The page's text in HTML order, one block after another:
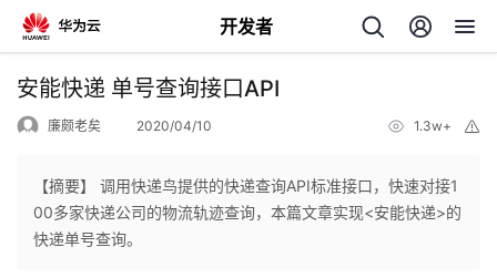
开发者
返
安能快递 单号查询接口API
廉颇老矣 2020/04/10 1.3w+
【摘要】 调用快递鸟提供的快递查询API标准接口，快速对接1
00多家快递公司的物流轨迹查询，本篇文章实现<安能快递>的
快递单号查询。